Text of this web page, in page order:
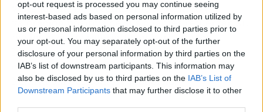
opt-out request is processed you may continue seeing
interest-based ads based on personal information utilized by
us or personal information disclosed to third parties prior to
your opt-out. You may separately opt-out of the further
disclosure of your personal information by third parties on the
IAB’s list of downstream participants. This information may
also be disclosed by us to third parties on the IAB’s List of
Downstream Participants that may further disclose it to other
vanguardia. Su crecimiento sostenido y la
valoración positiva de sus clientes refuerzan su
posición como referente en barbería en
Madrid y como una de las propuestas más
completas en peluquería de caballero en
Madrid para el hombre moderno.